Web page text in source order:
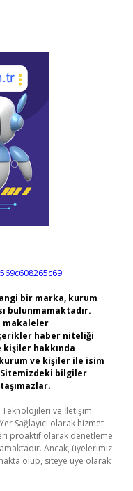
bir marka, kurum
bulunmamaktadır.
makaleler
haber niteliği
kişiler hakkında
ve kişiler ile isim
bilgiler
Teknolojileri ve İletişim
Sağlayıcı olarak hizmet
proaktif olarak denetleme
Ancak, üyelerimiz
olup, siteye üye olarak